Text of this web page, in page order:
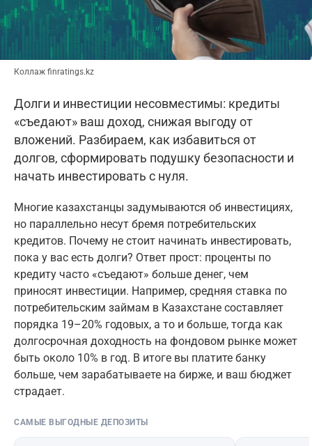
Коллаж finratings.kz
Долги и инвестиции несовместимы: кредиты
«съедают» ваш доход, снижая выгоду от
вложений. Разбираем, как избавиться от
долгов, сформировать подушку безопасности и
начать инвестировать с нуля.
Многие казахстанцы задумываются об инвестициях,
но параллельно несут бремя потребительских
кредитов. Почему не стоит начинать инвестировать,
пока у вас есть долги? Ответ прост: проценты по
кредиту часто «съедают» больше денег, чем
приносят инвестиции. Например, средняя ставка по
потребительским займам в Казахстане составляет
порядка 19–20% годовых, а то и больше, тогда как
долгосрочная доходность на фондовом рынке может
быть около 10% в год. В итоге вы платите банку
больше, чем зарабатываете на бирже, и ваш бюджет
страдает.
САМЫЕ ВЫГОДНЫЕ ДЕПОЗИТЫ